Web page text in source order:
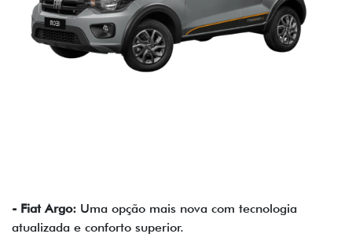
- Fiat Argo: Uma opção mais nova com tecnologia
atualizada e conforto superior.